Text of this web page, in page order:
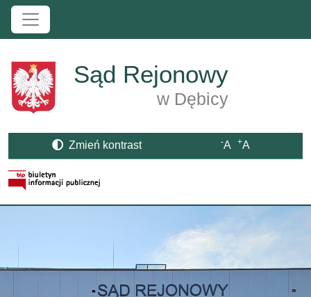
Przejdź do treści
Sąd Rejonowy
w Dębicy
Zmień kontrast -A +A
Strona BIP otwiera się w nowym oknie